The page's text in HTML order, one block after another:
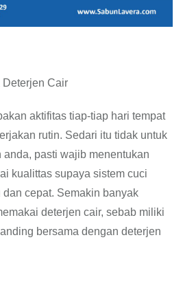
Deterjen Cair
aktifitas tiap-tiap hari tempat
rutin. Sedari itu tidak untuk
pasti wajib menentukan
kualittas supaya sistem cuci
cepat. Semakin banyak
deterjen cair, sebab miliki
bersama dengan deterjen